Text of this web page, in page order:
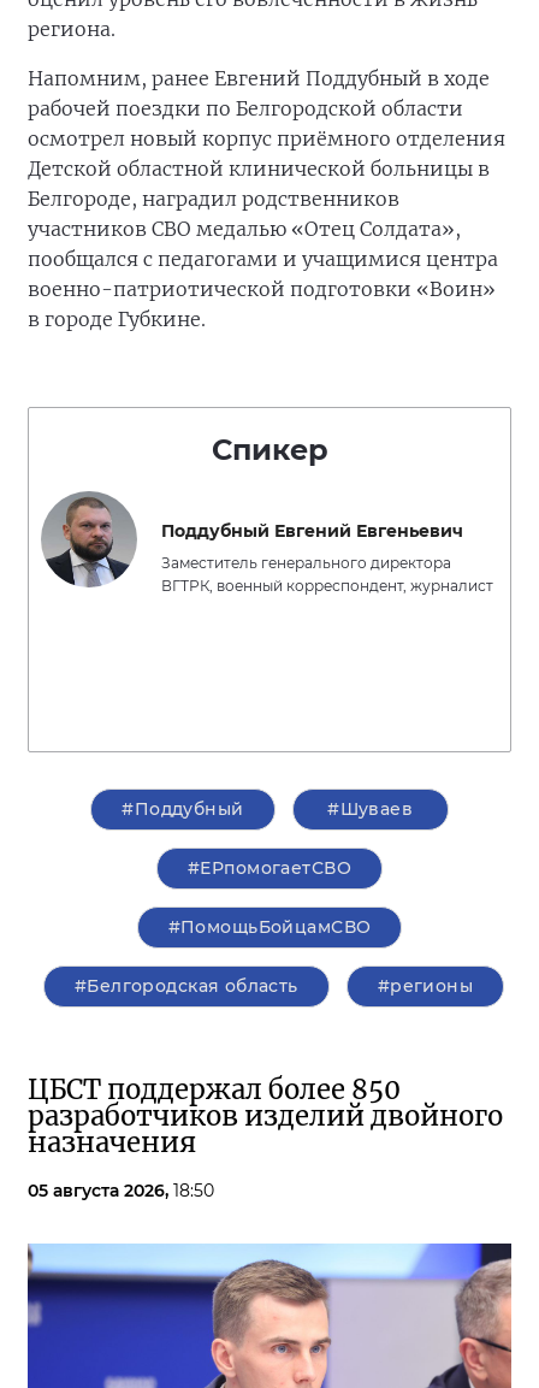
региона.
Напомним, ранее Евгений Поддубный в ходе
рабочей поездки по Белгородской области
осмотрел новый корпус приёмного отделения
Детской областной клинической больницы в
Белгороде, наградил родственников
участников СВО медалью «Отец Солдата»,
пообщался с педагогами и учащимися центра
военно-патриотической подготовки «Воин»
в городе Губкине.
Спикер
Поддубный Евгений Евгеньевич
Заместитель генерального директора
ВГТРК, военный корреспондент, журналист
#Поддубный #Шуваев
#ЕРпомогаетСВО
#ПомощьБойцамСВО
#Белгородская область #регионы
ЦБСТ поддержал более 850
разработчиков изделий двойного
назначения
05 августа 2026, 18:50